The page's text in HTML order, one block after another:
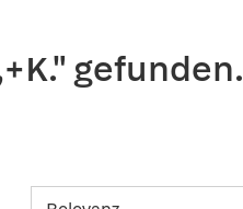
gefunden.